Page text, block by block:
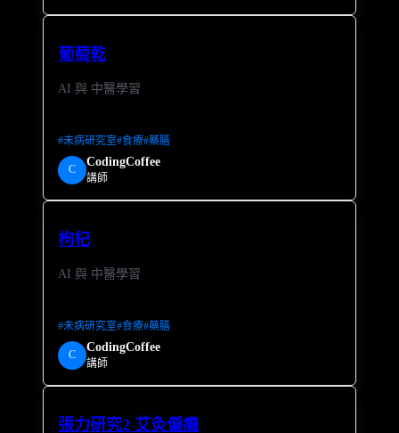
葡萄乾
AI 與 中醫學習
#未病研究室#食療#藥膳
C
CodingCoffee
講師
枸杞
AI 與 中醫學習
#未病研究室#食療#藥膳
C
CodingCoffee
講師
張力研究2 艾灸偏癱